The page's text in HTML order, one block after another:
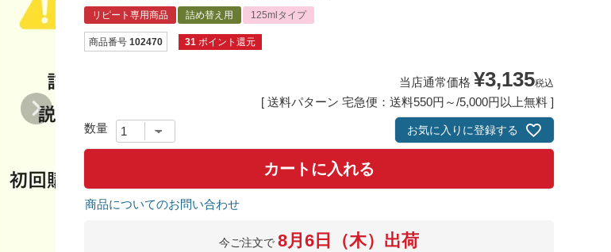
リピート専用商品 詰め替え用 125mlタイプ
商品番号 102470 31 ポイント還元
当店通常価格 ¥3,135税込
送料パターン 宅急便：送料550円～/5,000円以上無料
お気に入りに登録する
カートに入れる
商品についてのお問い合わせ
今ご注文で 8月6日（木）出荷